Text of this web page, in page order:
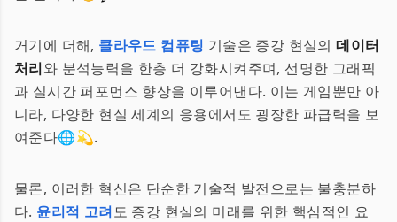
거기에 더해, 클라우드 컴퓨팅 기술은 증강 현실의데이터
처리와 분석능력을 한층 더 강화시켜주며, 선명한 그래픽
과 실시간 퍼포먼스 향상을 이루어낸다. 이는 게임뿐만 아
니라, 다양한 현실 세계의 응용에서도 굉장한 파급력을 보
여준다🌐💫.
물론, 이러한 혁신은 단순한 기술적 발전으로는 불충분하
다. 윤리적 고려도 증강 현실의 미래를 위한 핵심적인 요